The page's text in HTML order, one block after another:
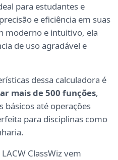
para estudantes e
e eficiência em suas
moderno e intuitivo, ela
de uso agradável e
dessa calculadora é
mais de 500 funções,
básicos até operações
para disciplinas como
ClassWiz vem